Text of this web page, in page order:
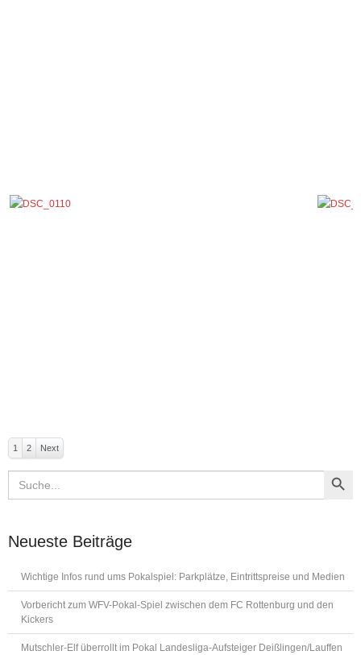
1 2 Next
Search
for:
Search Button
Neueste Beiträge
Wichtige Infos rund ums Pokalspiel: Parkplätze, Eintrittspreise und Medien
Vorbericht zum WFV-Pokal-Spiel zwischen dem FC Rottenburg und den
Kickers
Mutschler-Elf überrollt im Pokal Landesliga-Aufsteiger Deißlingen/Lauffen